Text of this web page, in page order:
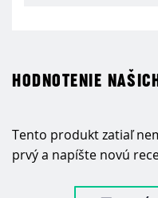
HODNOTENIE
Tento produkt zatiaľ
prvý a napíšte novú